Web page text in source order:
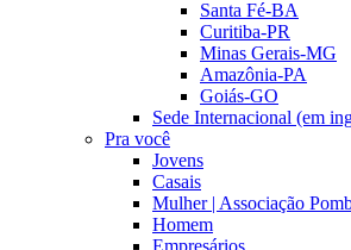
Santa Fé-BA
Curitiba-PR
Minas Gerais-MG
Amazônia-PA
Goiás-GO
Sede Internacional (em
Pra você
Jovens
Casais
Mulher | Associação
Homem
Empresários